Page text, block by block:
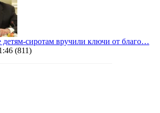
детям-сиротам вручили ключи от благо…
(811)